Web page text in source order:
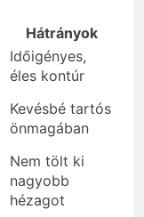
Hátrányok
Időigényes,
éles kontúr
Kevésbé tartós
önmagában
Nem tölt ki
nagyobb
hézagot